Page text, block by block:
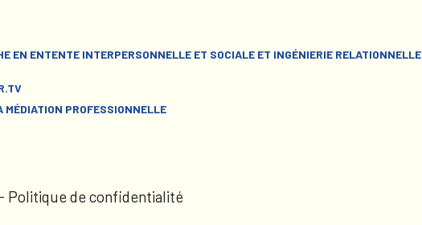
EN ENTENTE INTERPERSONNELLE ET SOCIALE ET INGÉNIERIE RELATIONNELLE
MÉDIATION PROFESSIONNELLE
- Politique de confidentialité